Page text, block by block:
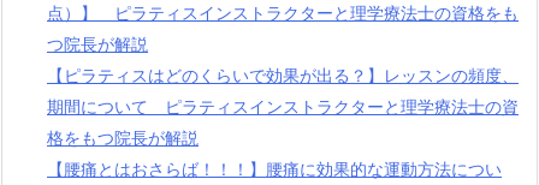
点）】 ピラティスインストラクターと理学療法士の資格をも
つ院長が解説
【ピラティスはどのくらいで効果が出る？】レッスンの頻度、
期間について ピラティスインストラクターと理学療法士の資
格をもつ院長が解説
【腰痛とはおさらば！！！】腰痛に効果的な運動方法につい